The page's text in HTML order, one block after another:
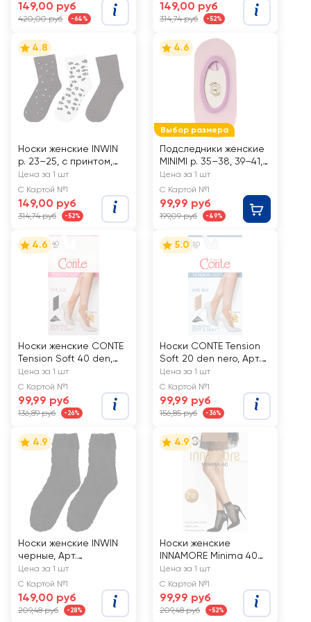
149,00 руб
420,00 руб -64%
149,00 руб
314,74 руб -52%
4.8
Носки женские INWIN
р. 23–25, с принтом,
Арт. VEG-swani3,
3пары
Цена за 1 шт
С Картой №1
149,00 руб
314,74 руб -52%
Выбор размера
4.6
Подследники женские
MINIMI р. 35–38, 39–41,
лиловые, Арт. Mini Bell
Light
Цена за 1 шт
С Картой №1
99,99 руб
199,09 руб -49%
4.6
Носки женские CONTE
Tension Soft 40 den,
nero, Арт. 8С-7
СП/14С-55СП
Цена за 1 шт
С Картой №1
99,99 руб
136,89 руб -26%
5.0
Носки CONTE Tension
Soft 20 den nero, Арт.
14С-56СП
Цена за 1 шт
С Картой №1
99,99 руб
156,85 руб -36%
4.9
Носки женские INWIN
черные, Арт.
EH1409087
Цена за 1 шт
С Картой №1
149,00 руб
209,48 руб -28%
4.9
Носки женские
INNAMORE Minima 40
den daino, 2пары
Цена за 1 шт
С Картой №1
99,99 руб
209,48 руб -52%